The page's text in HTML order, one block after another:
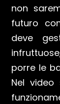
non
futuro
deve
porre le
Nel